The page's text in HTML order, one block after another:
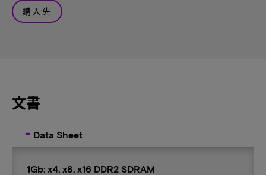
購入先
文書
Data Sheet
1Gb: x4, x8, x16 DDR2 SDRAM